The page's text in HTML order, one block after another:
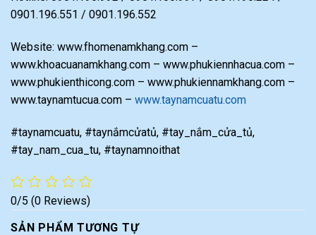
0901.196.551 / 0901.196.552
Website: www.fhomenamkhang.com –
www.khoacuanamkhang.com – www.phukiennhacua.com –
www.phukienthicong.com – www.phukiennamkhang.com –
www.taynamtucua.com – www.taynamcuatu.com
#taynamcuatu, #taynắmcửatủ, #tay_nắm_cửa_tủ,
#tay_nam_cua_tu, #taynamnoithat
0/5 (0 Reviews)
SẢN PHẨM TƯƠNG TỰ